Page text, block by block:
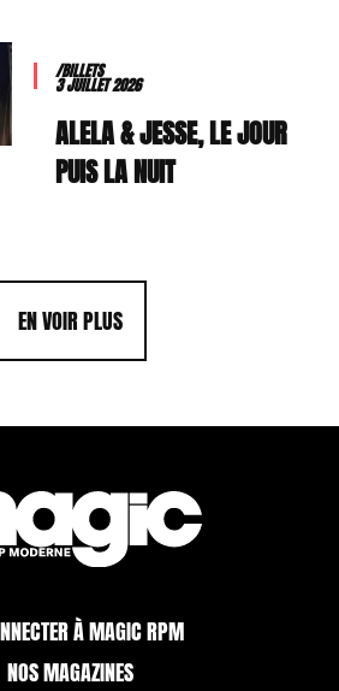
/BILLETS
3 JUILLET 2026
ALELA & JESSE, LE JOUR
PUIS LA NUIT
EN VOIR PLUS
À MAGIC RPM
NOS MAGAZINES